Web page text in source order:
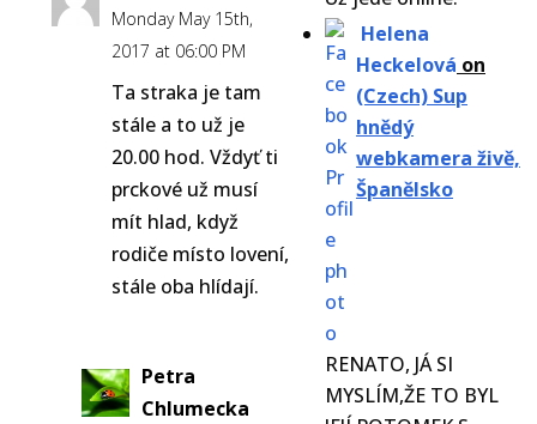
Helena
Heckelová on
(Czech) Sup
hnědý
webkamera živě,
Španělsko
RENATO, JÁ SI
MYSLÍM,ŽE TO BYL
Monday May 15th,
2017 at 06:00 PM
Ta straka je tam
stále a to už je
20.00 hod. Vždyť ti
prckové už musí
mít hlad, když
rodiče místo lovení,
stále oba hlídají.
Petra
Chlumecka